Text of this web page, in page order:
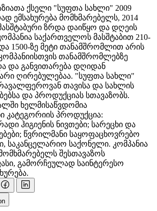
ქსელი "სუფთა სახლი" 2009
ემსახურება მომხმარებელს, 2014
ზრდა დაიწყო და დღეის
საქართველოს მასშტაბით 210-
1500-ზე მეტი თანამშრომლით არის
თანამშრომლებზე
და განვითარება დღიდან
ღირებულებაა. "სუფთა სახლი"
თავისა და სახლის
და პროდუქციას სთავაზობს.
ხელმისაწვდომია
კატეგორიის პროდუქცია:
ჰიგიენის ნივთები; სარეცხი და
წვრილმანი საყოფაცხოვრებო
საკანცელარიო საქონელი. კომპანია
შესთავაზოს
გამორჩეულად საინტერესო